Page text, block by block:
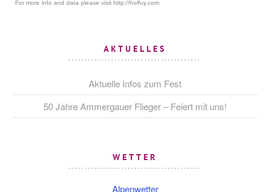
AKTUELLES
Aktuelle Infos zum Fest
50 Jahre Ammergauer Flieger – Feiert mit uns!
WETTER
Alpenwetter